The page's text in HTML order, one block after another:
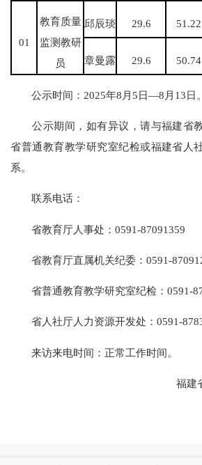
01
教育质量
监测教研
员
邱辰琰 29.6 51.22
章曼露 29.6 50.74
公示时间：2025年8月5日—8月13日。
公示期间，如有异议，请与福建省
省普通教育教学研究室纪检或福建省人
系。
联系电话：
省教育厅人事处：0591-87091359
省教育厅直属机关纪委：0591-
省普通教育教学研究室纪检：0591-
省人社厅人力资源开发处：0591-
来访来电时间：正常工作时间。
福建省